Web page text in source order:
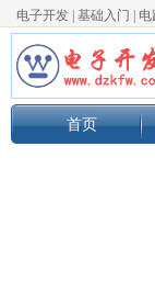
电子开发 基础入门 电
首页